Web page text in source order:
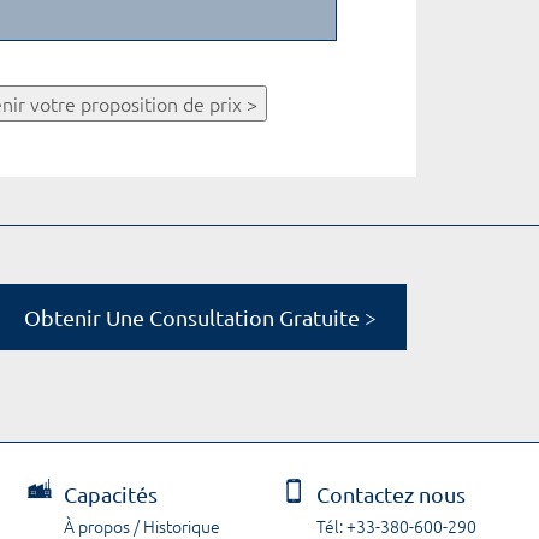
votre proposition de prix >
Obtenir Une Consultation Gratuite >
Capacités
À propos / Historique
Contactez nous
Tél: +33-380-600-290